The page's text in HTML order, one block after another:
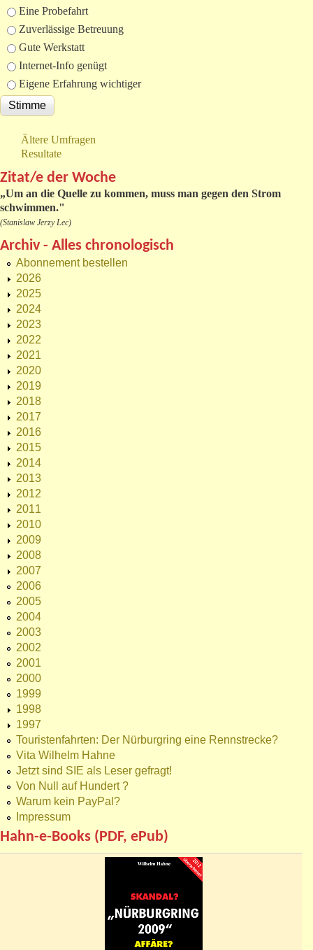
Eine Probefahrt
Zuverlässige Betreuung
Gute Werkstatt
Internet-Info genügt
Eigene Erfahrung wichtiger
Ältere Umfragen
Resultate
Zitat/e der Woche
„Um an die Quelle zu kommen, muss man gegen den Strom
schwimmen."
(Stanislaw Jerzy Lec)
Archiv - Alles chronologisch
Abonnement bestellen
2026
2025
2024
2023
2022
2021
2020
2019
2018
2017
2016
2015
2014
2013
2012
2011
2010
2009
2008
2007
2006
2005
2004
2003
2002
2001
2000
1999
1998
1997
Touristenfahrten: Der Nürburgring eine Rennstrecke?
Vita Wilhelm Hahne
Jetzt sind SIE als Leser gefragt!
Von Null auf Hundert ?
Warum kein PayPal?
Impressum
Hahn-e-Books (PDF, ePub)